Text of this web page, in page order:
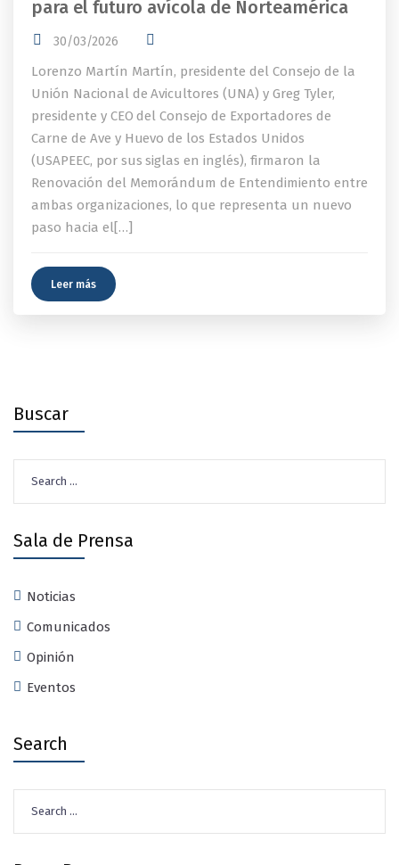
para el futuro avícola de Norteamérica
30/03/2026
Lorenzo Martín Martín, presidente del Consejo de la
Unión Nacional de Avicultores (UNA) y Greg Tyler,
presidente y CEO del Consejo de Exportadores de
Carne de Ave y Huevo de los Estados Unidos
(USAPEEC, por sus siglas en inglés), firmaron la
Renovación del Memorándum de Entendimiento entre
ambas organizaciones, lo que representa un nuevo
paso hacia el[…]
Leer más
Buscar
for:
Sala de Prensa
Noticias
Comunicados
Opinión
Eventos
Search
for: